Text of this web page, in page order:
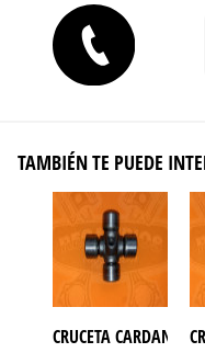
TAMBIÉN TE PUEDE
CRUCETA CARDAN